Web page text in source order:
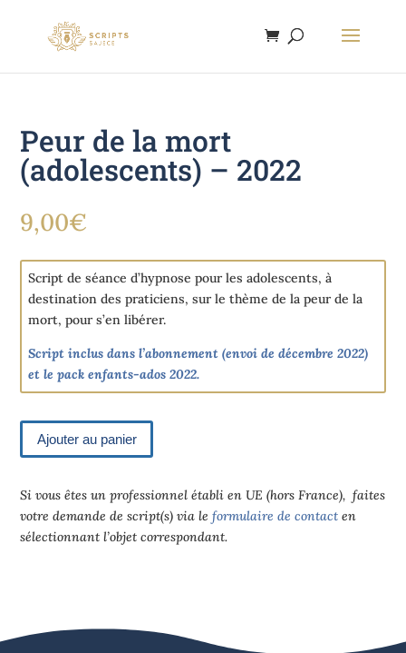
Peur de la mort
(adolescents) – 2022
9,00€
Script de séance d’hypnose pour les adolescents, à
destination des praticiens, sur le thème de la peur de la
mort, pour s’en libérer.
Script inclus dans l’abonnement (envoi de décembre 2022)
et lepack enfants-ados 2022.
Ajouter au panier
Si vous êtes un professionnel établi en UE (hors France), faites
votre demande de script(s) via leformulaire de contact en
sélectionnant l’objet correspondant.